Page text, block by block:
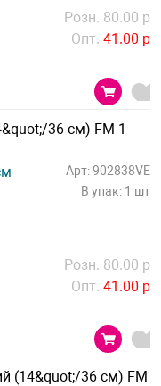
Розн. 80.00 р
Опт. 41.00 р
36 см) FM 1
Арт: 902838VE
В упак: 1 шт
Розн. 80.00 р
Опт. 41.00 р
(14&quot;/36 см) FM